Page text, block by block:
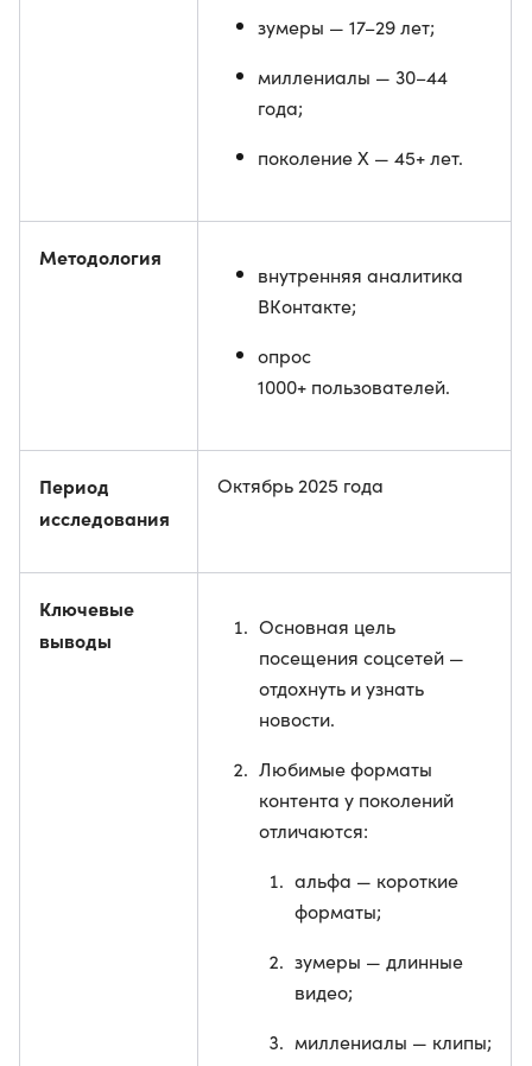
зумеры — 17–29 лет;
миллениалы — 30–44
года;
поколение X — 45+ лет.
Методология
внутренняя аналитика
ВКонтакте;
опрос
1000+ пользователей.
Период
исследования
Октябрь 2025 года
Ключевые
выводы
Основная цель
посещения соцсетей —
отдохнуть и узнать
новости.
Любимые форматы
контента у поколений
отличаются:
альфа — короткие
форматы;
зумеры — длинные
видео;
миллениалы — клипы;